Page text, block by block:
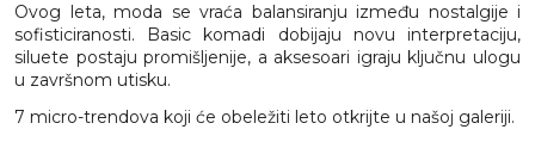
Ovog leta, moda se vraća balansiranju između nostalgije i
sofisticiranosti. Basic komadi dobijaju novu interpretaciju,
siluete postaju promišljenije, a aksesoari igraju ključnu ulogu
u završnom utisku.
7 micro-trendova koji će obeležiti leto otkrijte u našoj galeriji.